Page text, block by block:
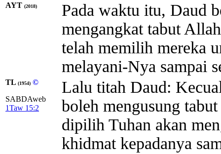
AYT (2018)
Pada waktu itu, Daud
mengangkat tabut
telah memilih mereka
melayani-Nya sampai
TL (1954) ©
SABDAweb
1Taw 15:2
Lalu titah Daud:
boleh mengusung
dipilih Tuhan akan
khidmat kepadanya